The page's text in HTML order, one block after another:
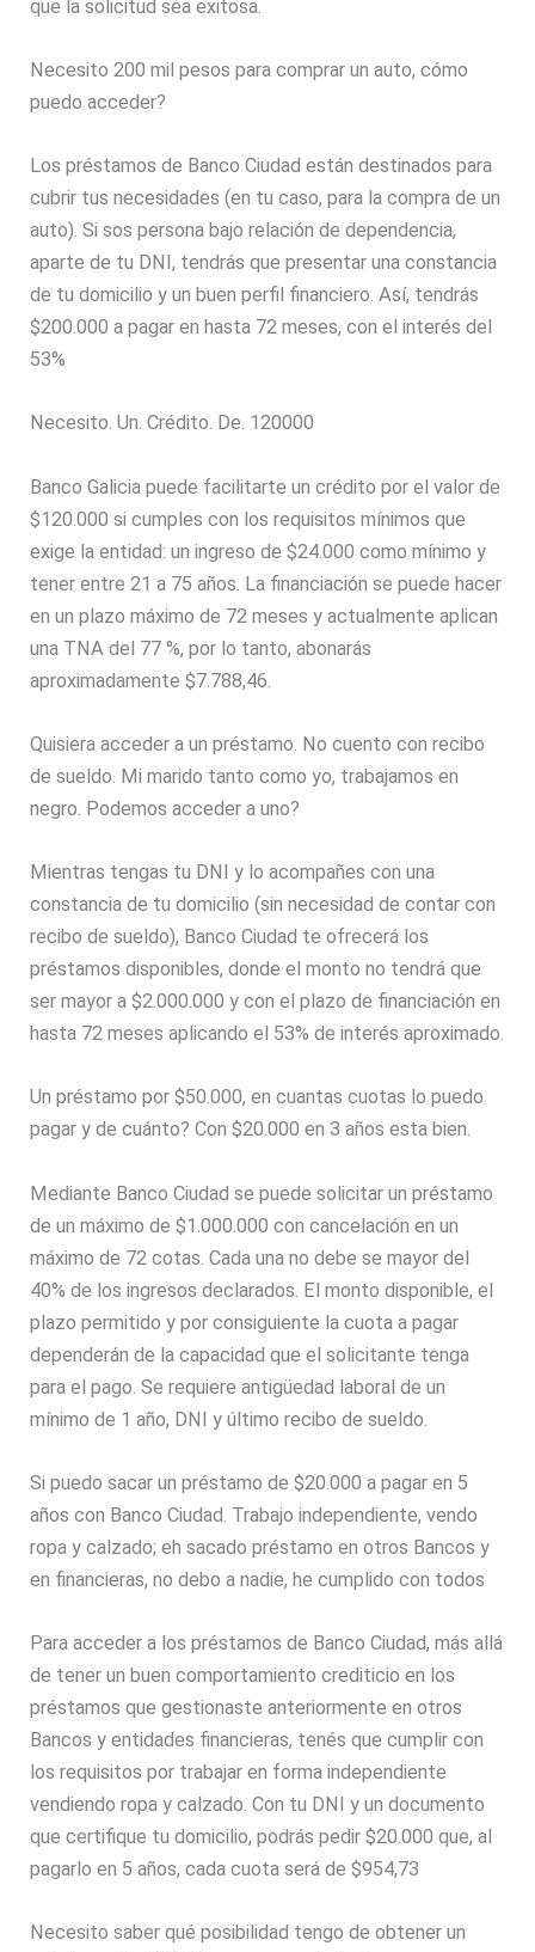
que la solicitud sea exitosa.
Necesito 200 mil pesos para comprar un auto, cómo
puedo acceder?
Los préstamos de Banco Ciudad están destinados para
cubrir tus necesidades (en tu caso, para la compra de un
auto). Si sos persona bajo relación de dependencia,
aparte de tu DNI, tendrás que presentar una constancia
de tu domicilio y un buen perfil financiero. Así, tendrás
$200.000 a pagar en hasta 72 meses, con el interés del
53%
Necesito. Un. Crédito. De. 120000
Banco Galicia puede facilitarte un crédito por el valor de
$120.000 si cumples con los requisitos mínimos que
exige la entidad: un ingreso de $24.000 como mínimo y
tener entre 21 a 75 años. La financiación se puede hacer
en un plazo máximo de 72 meses y actualmente aplican
una TNA del 77 %, por lo tanto, abonarás
aproximadamente $7.788,46.
Quisiera acceder a un préstamo. No cuento con recibo
de sueldo. Mi marido tanto como yo, trabajamos en
negro. Podemos acceder a uno?
Mientras tengas tu DNI y lo acompañes con una
constancia de tu domicilio (sin necesidad de contar con
recibo de sueldo), Banco Ciudad te ofrecerá los
préstamos disponibles, donde el monto no tendrá que
ser mayor a $2.000.000 y con el plazo de financiación en
hasta 72 meses aplicando el 53% de interés aproximado.
Un préstamo por $50.000, en cuantas cuotas lo puedo
pagar y de cuánto? Con $20.000 en 3 años esta bien.
Mediante Banco Ciudad se puede solicitar un préstamo
de un máximo de $1.000.000 con cancelación en un
máximo de 72 cotas. Cada una no debe se mayor del
40% de los ingresos declarados. El monto disponible, el
plazo permitido y por consiguiente la cuota a pagar
dependerán de la capacidad que el solicitante tenga
para el pago. Se requiere antigüedad laboral de un
mínimo de 1 año, DNI y último recibo de sueldo.
Si puedo sacar un préstamo de $20.000 a pagar en 5
años con Banco Ciudad. Trabajo independiente, vendo
ropa y calzado; eh sacado préstamo en otros Bancos y
en financieras, no debo a nadie, he cumplido con todos
Para acceder a los préstamos de Banco Ciudad, más allá
de tener un buen comportamiento crediticio en los
préstamos que gestionaste anteriormente en otros
Bancos y entidades financieras, tenés que cumplir con
los requisitos por trabajar en forma independiente
vendiendo ropa y calzado. Con tu DNI y un documento
que certifique tu domicilio, podrás pedir $20.000 que, al
pagarlo en 5 años, cada cuota será de $954,73
Necesito saber qué posibilidad tengo de obtener un